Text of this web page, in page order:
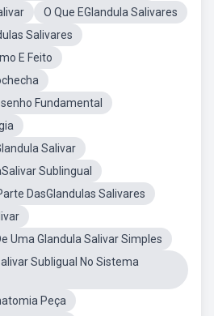
O Que EGlandula Salivares
Salivares
E Feito
Fundamental
Salivar
Sublingual
DasGlandulas Salivares
Uma Glandula Salivar Simples
Subligual No Sistema
Peça